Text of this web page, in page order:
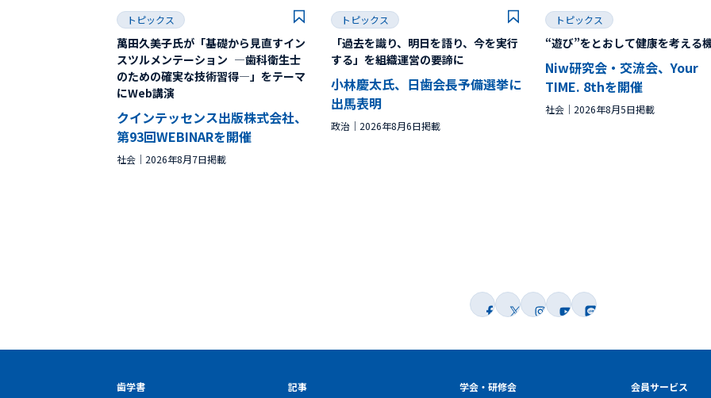
トピックス
萬田久美子氏が「基礎から見直すイン
スツルメンテーション ―歯科衛生士
のための確実な技術習得―」をテーマ
にWeb講演
クインテッセンス出版株式会社、
第93回WEBINARを開催
社会 2026年8月7日掲載
トピックス
「過去を識り、明日を語り、今を実行
する」を組織運営の要諦に
小林慶太氏、日歯会長予備選挙に
出馬表明
政治 2026年8月6日掲載
トピックス
“遊び”をとおして健康を考える
Niw研究会・交流会、Your
TIME. 8thを開催
社会 2026年8月5日掲載
歯学書 記事 学会・研修会 会員サービス